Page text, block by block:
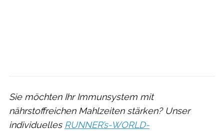
Sie möchten Ihr Immunsystem mit
nährstoffreichen Mahlzeiten stärken? Unser
individuelles RUNNER’s-WORLD-